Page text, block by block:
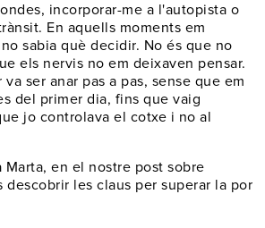
incorporar-me a l'autopista o
En aquells moments em
sabia què decidir. No és que no
els nervis no em deixaven pensar.
ser anar pas a pas, sense que em
del primer dia, fins que vaig
jo controlava el cotxe i no al
Marta, en el nostre post sobre
descobrir les claus per superar la por